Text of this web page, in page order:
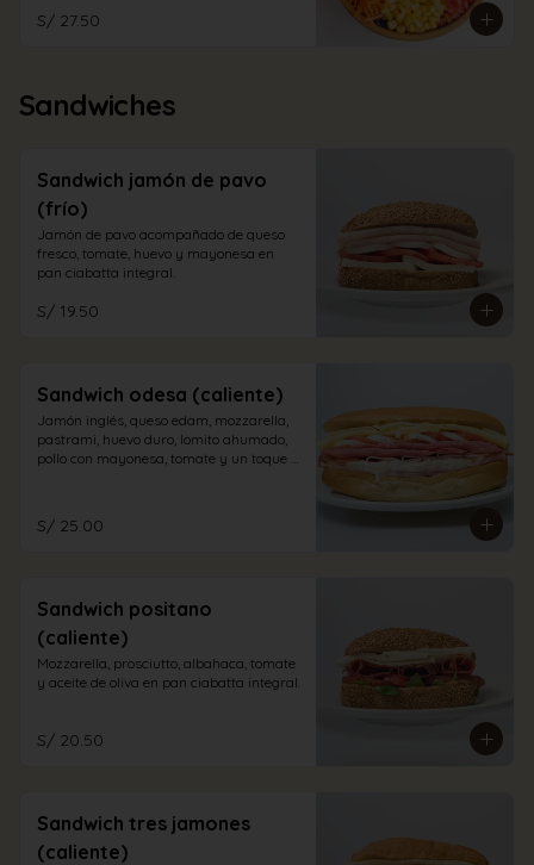
S/ 27.50
Sandwiches
Sandwich jamón de pavo
(frío)
Jamón de pavo acompañado de queso
fresco, tomate, huevo y mayonesa en
pan ciabatta integral.
S/ 19.50
Sandwich odesa (caliente)
Jamón inglés, queso edam, mozzarella,
pastrami, huevo duro, lomito ahumado,
pollo con mayonesa, tomate y un toque
S/ 25.00
Sandwich positano
(caliente)
Mozzarella, prosciutto, albahaca, tomate
y aceite de oliva en pan ciabatta integral.
S/ 20.50
Sandwich tres jamones
(caliente)